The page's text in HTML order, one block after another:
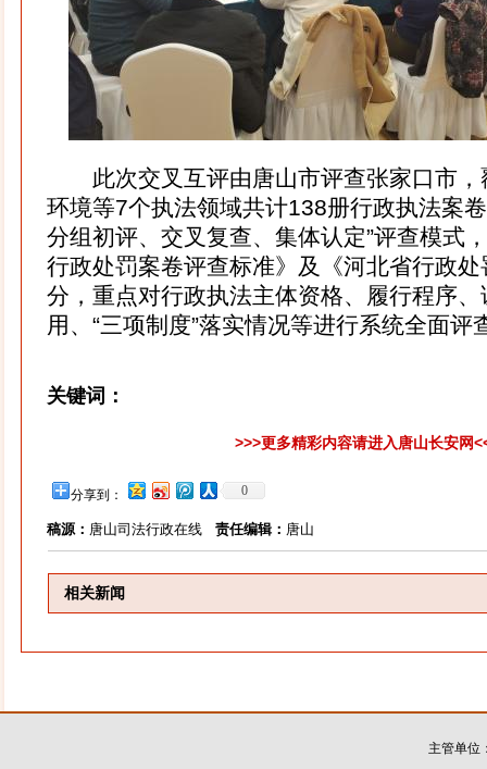
此次交叉互评由唐山市评查张家口市，
环境等7个执法领域共计138册行政执法案
分组初评、交叉复查、集体认定”评查模式
行政处罚案卷评查标准》及《河北省行政
分，重点对行政执法主体资格、履行程序
用、“三项制度”落实情况等进行系统全面评
关键词：
>>>更多精彩内容请进入唐山长安网
分享到： 0
稿源： 唐山司法行政在线责任编辑： 唐山
相关新闻
主管单位